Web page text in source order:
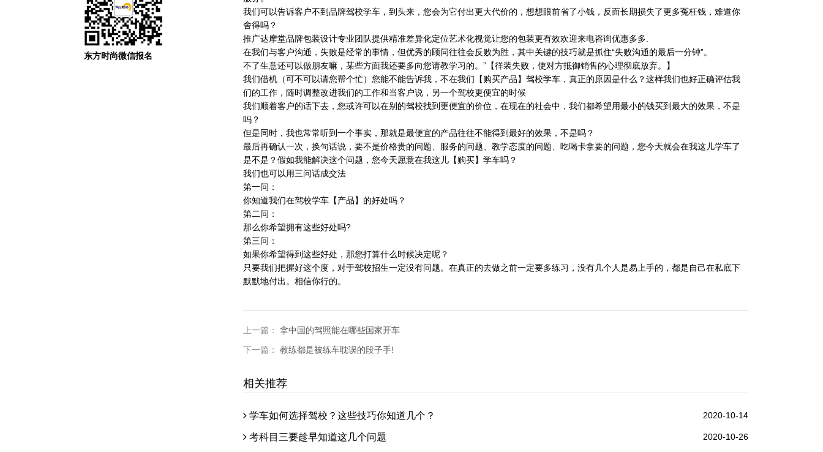
我们可以告诉客户不到品牌驾校学车，到头来，您会为它付出更大代价的，想想眼前省了小钱，反而长期损失了更多冤枉钱，难道你
舍得吗？
推广达摩堂品牌包装设计专业团队提供精准差异化定位艺术化视觉让您的包装更有效欢迎来电咨询优惠多多.
在我们与客户沟通，失败是经常的事情，但优秀的顾问往往会反败为胜，其中关键的技巧就是抓住“失败沟通的最后一分钟”。
不了生意还可以做朋友嘛，某些方面我还要多向您请教学习的。”【徉装失败，使对方抵御销售的心理彻底放弃。】
我们借机（可不可以请您帮个忙）您能不能告诉我，不在我们【购买产品】驾校学车，真正的原因是什么？这样我们也好正确评估我
们的工作，随时调整改进我们的工作和当客户说，另一个驾校更便宜的时候
我们顺着客户的话下去，您或许可以在别的驾校找到更便宜的价位，在现在的社会中，我们都希望用最小的钱买到最大的效果，不是
吗？
但是同时，我也常常听到一个事实，那就是最便宜的产品往往不能得到最好的效果，不是吗？
最后再确认一次，换句话说，要不是价格贵的问题、服务的问题、教学态度的问题、吃喝卡拿要的问题，您今天就会在我这儿学车了
是不是？假如我能解决这个问题，您今天愿意在我这儿【购买】学车吗？
我们也可以用三问话成交法
第一问：
你知道我们在驾校学车【产品】的好处吗？
第二问：
那么你希望拥有这些好处吗?
第三问：
如果你希望得到这些好处，那您打算什么时候决定呢？
只要我们把握好这个度，对于驾校招生一定没有问题。在真正的去做之前一定要多练习，没有几个人是易上手的，都是自己在私底下
默默地付出。相信你行的。
上一篇：
拿中国的驾照能在哪些国家开车
下一篇：
教练都是被练车耽误的段子手!
相关推荐
学车如何选择驾校？这些技巧你知道几个？ 2020-10-14
考科目三要趁早知道这几个问题 2020-10-26
东方时尚微信报名